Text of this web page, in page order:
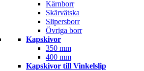
Kärnborr
Skärvätska
Slipersborr
Övriga borr
Kapskivor
350 mm
400 mm
Kapskivor till Vinkelslip